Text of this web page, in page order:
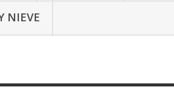
NIEVE